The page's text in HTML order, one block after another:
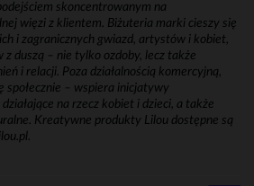
skoncentrowanym na
więzi z klientem. Biżuteria marki cieszy się
i zagranicznych gwiazd, artystów i kobiet,
duszą – nie tylko ozdoby, lecz także
i relacji. Poza działalnością komercyjną,
społecznie – wspiera inicjatywy
na rzecz kobiet i dzieci, a także
Kreatywne produkty Lilou dostępne są